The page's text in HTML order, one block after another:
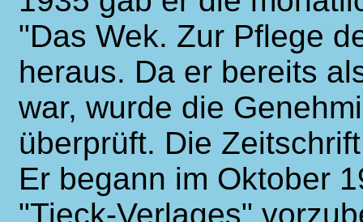
"Das Wek. Zur Pflege
heraus. Da er bereits
war, wurde die
überprüft. Die
Er begann im Oktober
"Tieck-Verlages"